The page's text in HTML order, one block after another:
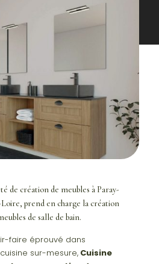
de création de meubles à Paray-
prend en charge la création
de salle de bain.
faire éprouvé dans
sur-mesure, Cuisine